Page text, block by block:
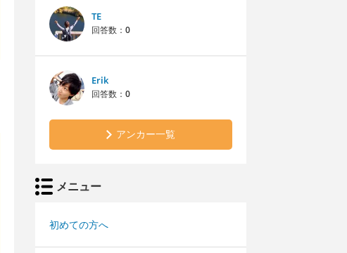
TE
回答数： 0
Erik
回答数： 0
アンカー一覧
メニュー
初めての方へ